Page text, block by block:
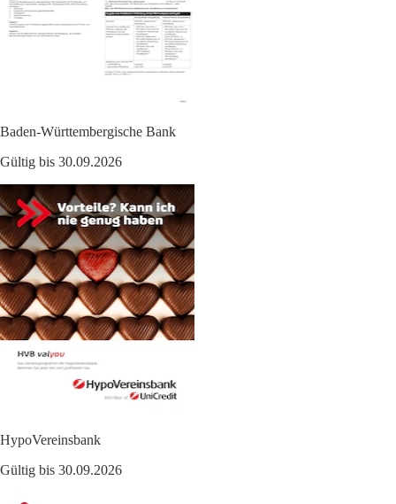
Baden-Württembergische Bank
Gültig bis 30.09.2026
HypoVereinsbank
Gültig bis 30.09.2026